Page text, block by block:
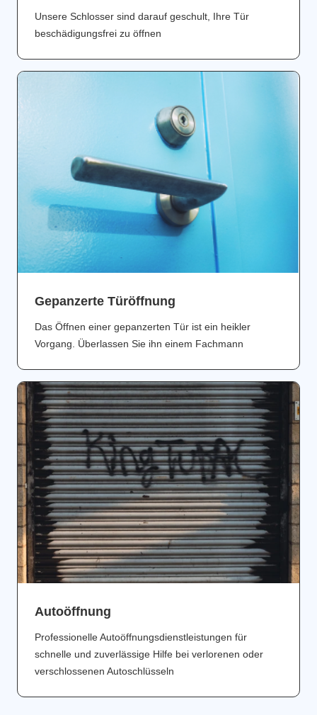
Unsere Schlosser sind darauf geschult, Ihre Tür
beschädigungsfrei zu öffnen
Gepanzerte Türöffnung
Das Öffnen einer gepanzerten Tür ist ein heikler
Vorgang. Überlassen Sie ihn einem Fachmann
Аutoöffnung
Professionelle Autoöffnungsdienstleistungen für
schnelle und zuverlässige Hilfe bei verlorenen oder
verschlossenen Autoschlüsseln